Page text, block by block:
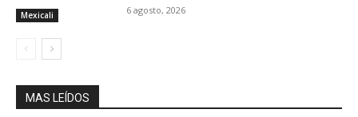
Mexicali 6 agosto, 2026
MAS LEÍDOS